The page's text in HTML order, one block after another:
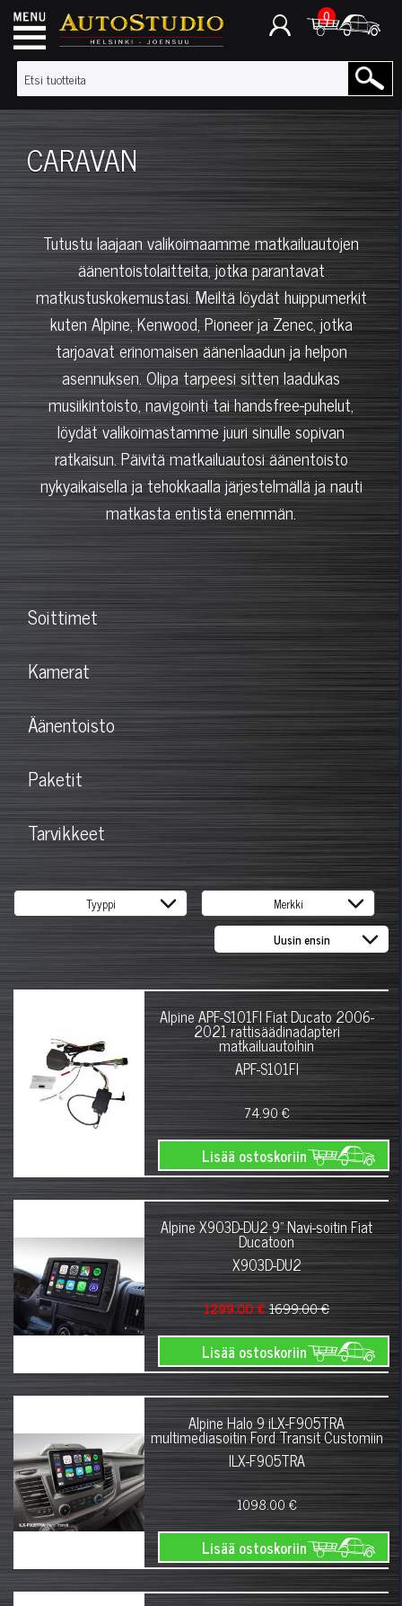
0
CARAVAN
Tutustu laajaan valikoimaamme matkailuautojen
äänentoistolaitteita, jotka parantavat
matkustuskokemustasi. Meiltä löydät huippumerkit
kuten Alpine, Kenwood, Pioneer ja Zenec, jotka
tarjoavat erinomaisen äänenlaadun ja helpon
asennuksen. Olipa tarpeesi sitten laadukas
musiikintoisto, navigointi tai handsfree-puhelut,
löydät valikoimastamme juuri sinulle sopivan
ratkaisun. Päivitä matkailuautosi äänentoisto
nykyaikaisella ja tehokkaalla järjestelmällä ja nauti
matkasta entistä enemmän.
Soittimet
Kamerat
Äänentoisto
Paketit
Tarvikkeet
Alpine APF-S101FI Fiat Ducato 2006-
2021 rattisäädinadapteri
matkailuautoihin
APF-S101FI
74.90 €
Lisää ostoskoriin
Alpine X903D-DU2 9" Navi-soitin Fiat
Ducatoon
X903D-DU2
1299.00 €1699.00 €
Lisää ostoskoriin
Alpine Halo 9 iLX-F905TRA
multimediasoitin Ford Transit Customiin
ILX-F905TRA
1098.00 €
Lisää ostoskoriin